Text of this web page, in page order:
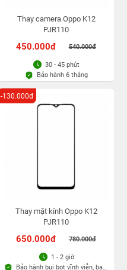
Thay camera Oppo K12
PJR110
450.000đ 540.000đ
30 - 45 phút
Bảo hành 6 tháng
Thay mặt kính Oppo K12
PJR110
650.000đ 780.000đ
-130.000đ
1 - 2 giờ
Bảo hành bụi bọt vĩnh viễn, bao